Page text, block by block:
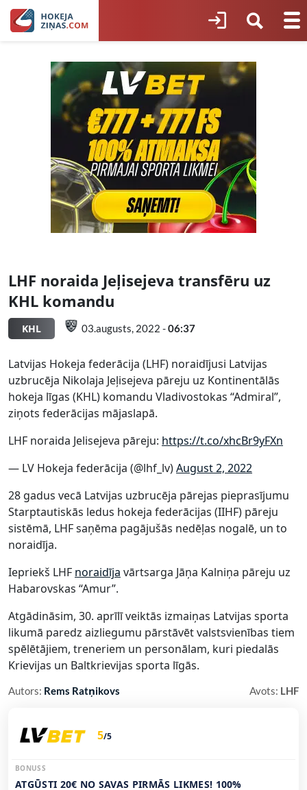
LHF noraida Jeļisejeva transfēru uz
KHL komandu
KHL 03.augusts, 2022 -06:37
Latvijas Hokeja federācija (LHF) noraidījusi Latvijas
uzbrucēja Nikolaja Jeļisejeva pāreju uz Kontinentālās
hokeja līgas (KHL) komandu Vladivostokas “Admiral”,
ziņots federācijas mājaslapā.
LHF noraida Jelisejeva pāreju: https://t.co/xhcBr9yFXn
— LV Hokeja federācija (@lhf_lv)August 2, 2022
28 gadus vecā Latvijas uzbrucēja pārejas pieprasījumu
Starptautiskās ledus hokeja federācijas (IIHF) pāreju
sistēmā, LHF saņēma pagājušās nedēļas nogalē, un to
noraidīja.
Iepriekš LHF noraidīja vārtsarga Jāņa Kalniņa pāreju uz
Habarovskas “Amur”.
Atgādināsim, 30. aprīlī veiktās izmaiņas Latvijas sporta
likumā paredz aizliegumu pārstāvēt valstsvienības tiem
spēlētājiem, treneriem un personālam, kuri piedalās
Krievijas un Baltkrievijas sporta līgās.
Autors: Rems Ratņikovs Avots: LHF
5/5
BONUSS
ATGŪSTI 20€ NO SAVAS PIRMĀS LIKMES! 100%